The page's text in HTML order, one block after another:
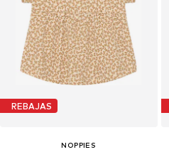
REBAJAS
NOPPIES